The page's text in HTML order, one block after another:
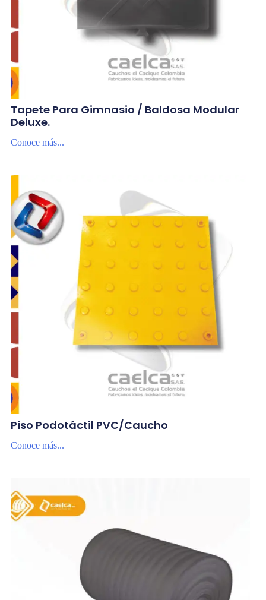
Tapete Para Gimnasio / Baldosa Modular
Deluxe.
Conoce más...
Piso Podotáctil PVC/Caucho
Conoce más...